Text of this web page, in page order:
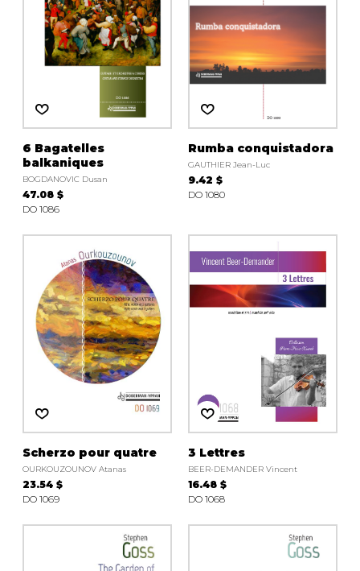
6 Bagatelles
balkaniques
BOGDANOVIC Dusan
47.08 $
DO 1086
Rumba conquistadora
GAUTHIER Jean-Luc
9.42 $
DO 1080
Scherzo pour quatre
OURKOUZOUNOV Atanas
23.54 $
DO 1069
3 Lettres
BEER-DEMANDER Vincent
16.48 $
DO 1068